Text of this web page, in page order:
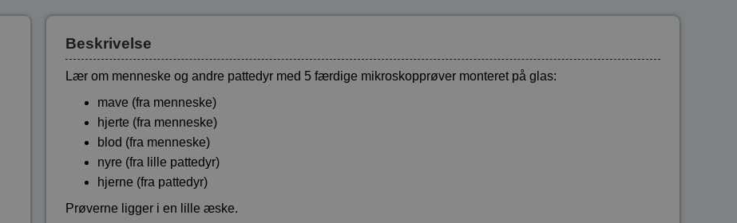
Beskrivelse
Lær om menneske og andre pattedyr med 5 færdige mikroskopprøver monteret på glas:
mave (fra menneske)
hjerte (fra menneske)
blod (fra menneske)
nyre (fra lille pattedyr)
hjerne (fra pattedyr)
Prøverne ligger i en lille æske.